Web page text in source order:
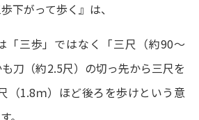
下がって歩く』は、
「三歩」ではなく「三尺（約90～
刀（約2.5尺）の切っ先から三尺を
（1.8ｍ）ほど後ろを歩けという意
。